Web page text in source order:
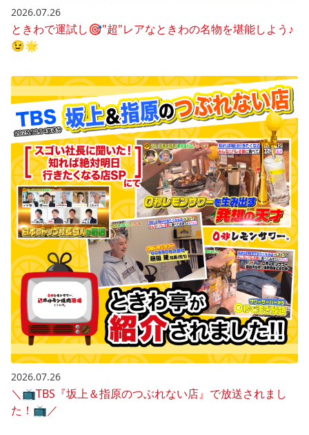
2026.07.26
ときわで運試し🎯"超"レアなときわの名物を堪能しよう♪
😉🌟
2026.07.26
＼📺️TBS『坂上＆指原のつぶれない店』で放送されまし
た！📺️／